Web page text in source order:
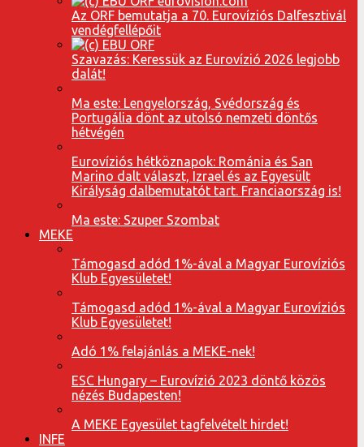
Az ORF bemutatja a 70. Eurovíziós Dalfesztivál
vendégfellépőit
Szavazás: Keressük az Eurovízió 2026 legjobb
dalát!
Ma este: Lengyelország, Svédország és
Portugália dönt az utolsó nemzeti döntős
hétvégén
Eurovíziós hétköznapok: Románia és San
Marino dalt választ, Izrael és az Egyesült
Királyság dalbemutatót tart. Franciaország is!
Ma este: Szuper Szombat
MEKE
Támogasd adód 1%-ával a Magyar Eurovíziós
Klub Egyesületet!
Támogasd adód 1%-ával a Magyar Eurovíziós
Klub Egyesületet!
Adó 1% felajánlás a MEKE-nek!
ESC Hungary – Eurovízió 2023 döntő közös
nézés Budapesten!
A MEKE Egyesület tagfelvételt hirdet!
INFE